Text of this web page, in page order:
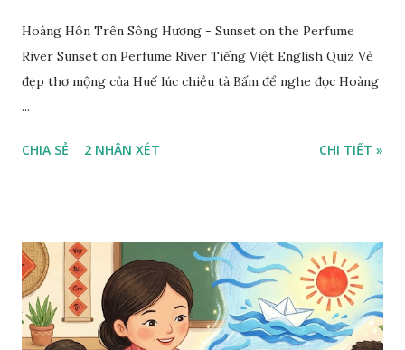
Hoàng Hôn Trên Sông Hương - Sunset on the Perfume
River Sunset on Perfume River Tiếng Việt English Quiz Vẻ
đẹp thơ mộng của Huế lúc chiều tà Bấm để nghe đọc Hoàng
...
CHIA SẺ 2 NHẬN XÉT CHI TIẾT »